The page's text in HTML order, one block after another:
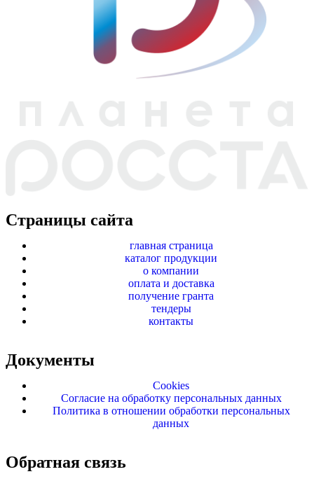
Страницы сайта
главная страница
каталог продукции
о компании
оплата и доставка
получение гранта
тендеры
контакты
Документы
Cookies
Согласие на обработку персональных данных
Политика в отношении обработки персональных
данных
Обратная связь